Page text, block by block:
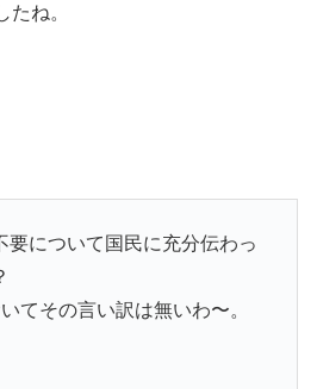
たね。
要について国民に充分伝わっ
てその言い訳は無いわ〜。